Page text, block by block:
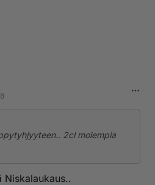
2cl molempia
Niskalaukaus..